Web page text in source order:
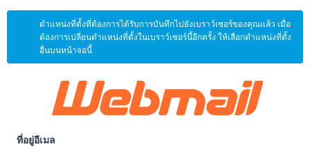
ตำแหน่งที่ตั้งที่ต้องการได้รับการบันทึกไปยังเบราว์เซอร์ของคุณแล้ว เมื่อ
ต้องการเปลี่ยนตำแหน่งที่ตั้งในเบราว์เซอร์นี้อีกครั้ง ให้เลือกตำแหน่งที่ตั้ง
อื่นบนหน้าจอนี้
ที่อยู่อีเมล